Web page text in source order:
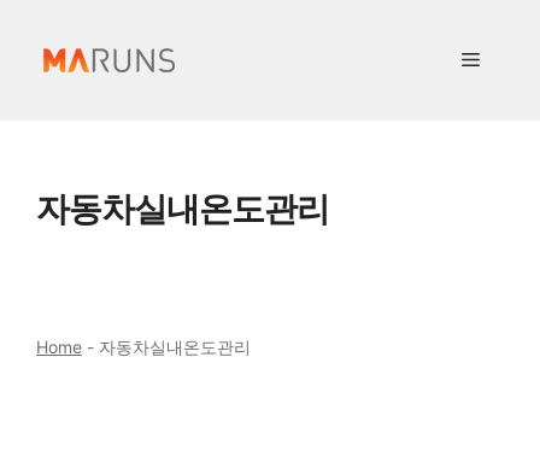
메
자동차실내온도관리
Home - 자동차실내온도관리